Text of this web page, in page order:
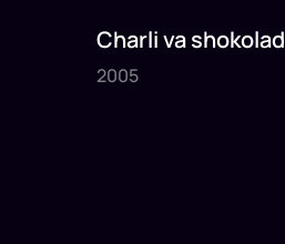
2005
1x75
Charli va shokolad
fabrikasi
2005